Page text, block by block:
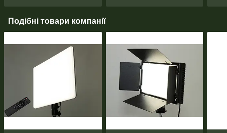
Подібні товари компанії